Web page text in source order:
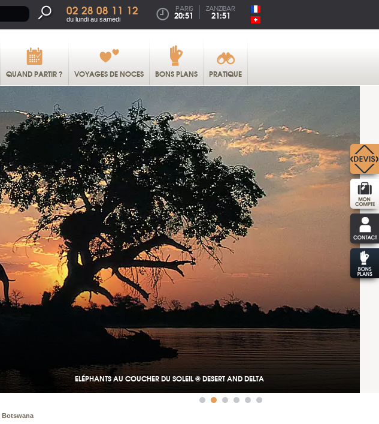
02 28 08 11 12
du lundi au samedi
PARIS
20:51
ZANZIBAR
21:51
QUAND PARTIR ? VOYAGES DE NOCES BONS PLANS PRATIQUE
ELÉPHANTS AU COUCHER DU SOLEIL © DESERT AND DELTA
Botswana